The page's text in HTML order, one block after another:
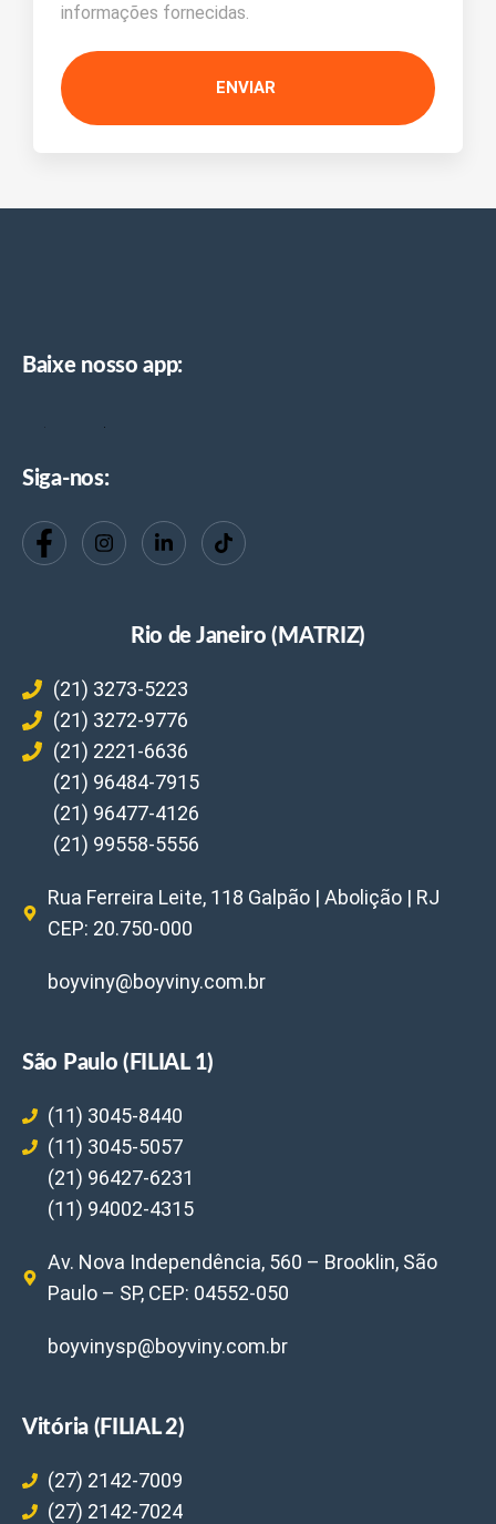
informações fornecidas.
ENVIAR
Baixe nosso app:
Siga-nos:
Rio de Janeiro (MATRIZ)
(21) 3273-5223
(21) 3272-9776
(21) 2221-6636
(21) 96484-7915
(21) 96477-4126
(21) 99558-5556
Rua Ferreira Leite, 118 Galpão | Abolição | RJ
CEP: 20.750-000
boyviny@boyviny.com.br
São Paulo (FILIAL 1)
(11) 3045-8440
(11) 3045-5057
(21) 96427-6231
(11) 94002-4315
Av. Nova Independência, 560 – Brooklin, São
Paulo – SP, CEP: 04552-050
boyvinysp@boyviny.com.br
Vitória (FILIAL 2)
(27) 2142-7009
(27) 2142-7024